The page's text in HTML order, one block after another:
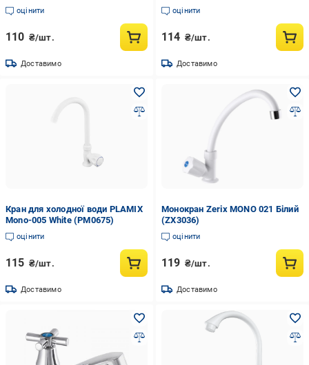
оцінити
110 ₴/шт.
Доставимо
оцінити
114 ₴/шт.
Доставимо
Кран для холодної води PLAMIX
Mono-005 White (PM0675)
оцінити
115 ₴/шт.
Доставимо
Монокран Zerix MONO 021 Білий
(ZX3036)
оцінити
119 ₴/шт.
Доставимо